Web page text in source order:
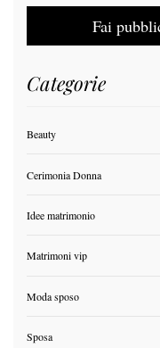
Fai
Categorie
Beauty
Cerimonia Donna
Idee matrimonio
Matrimoni vip
Moda sposo
Sposa